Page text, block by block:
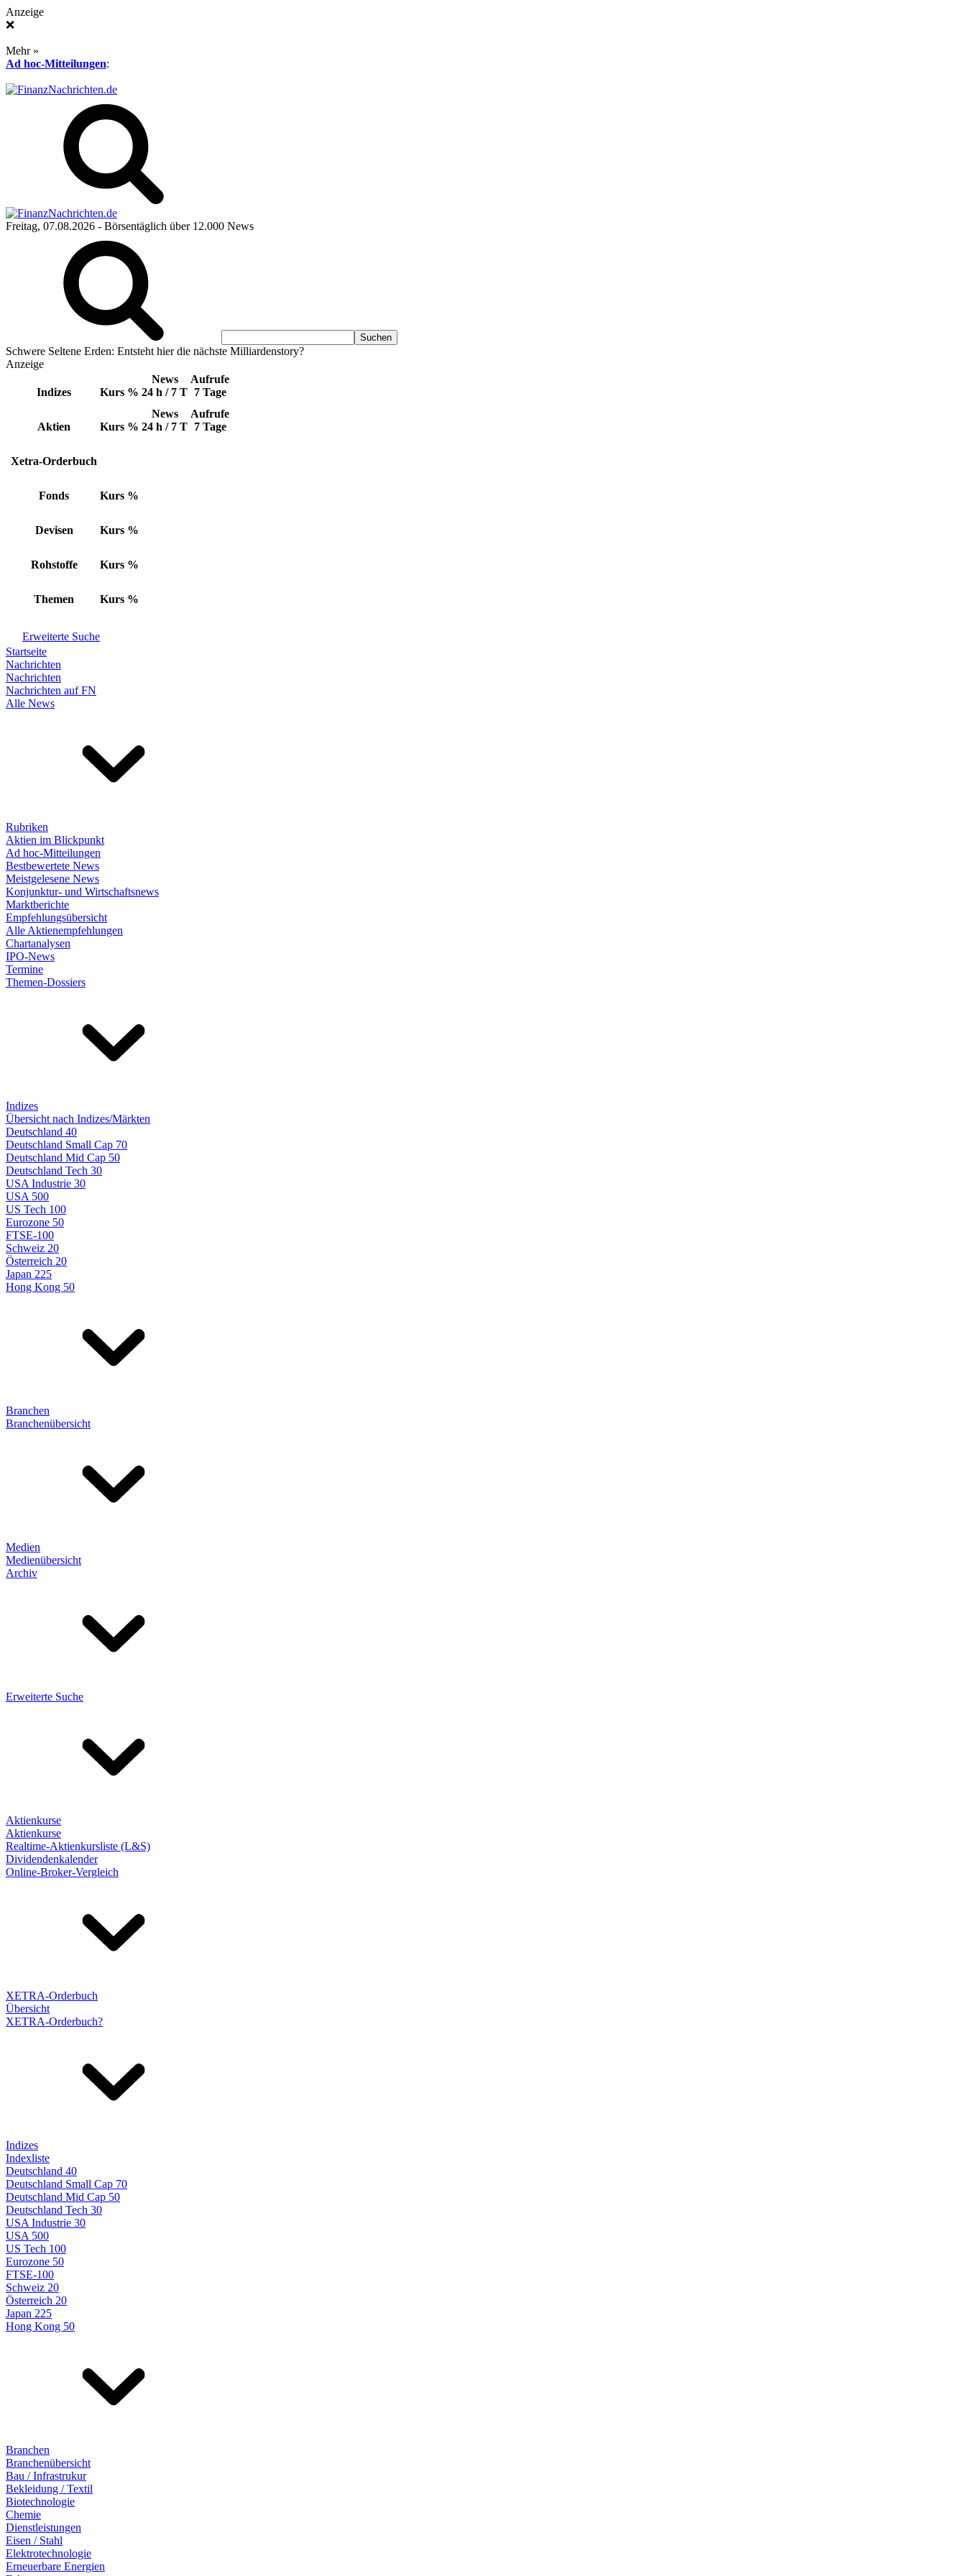
Anzeige
❌
Mehr »
Ad hoc-Mitteilungen:
Freitag, 07.08.2026 - Börsentäglich über 12.000 News
Schwere Seltene Erden: Entsteht hier die nächste Milliardenstory?
Anzeige
Indizes Kurs %
News
24 h / 7 T
Aufrufe
7 Tage
Aktien Kurs %
News
24 h / 7 T
Aufrufe
7 Tage
Xetra-Orderbuch
Fonds Kurs %
Devisen Kurs %
Rohstoffe Kurs %
Themen Kurs %
Erweiterte Suche
Startseite
Nachrichten
Nachrichten
Nachrichten auf FN
Alle News
Rubriken
Aktien im Blickpunkt
Ad hoc-Mitteilungen
Bestbewertete News
Meistgelesene News
Konjunktur- und Wirtschaftsnews
Marktberichte
Empfehlungsübersicht
Alle Aktienempfehlungen
Chartanalysen
IPO-News
Termine
Themen-Dossiers
Indizes
Übersicht nach Indizes/Märkten
Deutschland 40
Deutschland Small Cap 70
Deutschland Mid Cap 50
Deutschland Tech 30
USA Industrie 30
USA 500
US Tech 100
Eurozone 50
FTSE-100
Schweiz 20
Österreich 20
Japan 225
Hong Kong 50
Branchen
Branchenübersicht
Medien
Medienübersicht
Archiv
Erweiterte Suche
Aktienkurse
Aktienkurse
Realtime-Aktienkursliste (L&S)
Dividendenkalender
Online-Broker-Vergleich
XETRA-Orderbuch
Übersicht
XETRA-Orderbuch?
Indizes
Indexliste
Deutschland 40
Deutschland Small Cap 70
Deutschland Mid Cap 50
Deutschland Tech 30
USA Industrie 30
USA 500
US Tech 100
Eurozone 50
FTSE-100
Schweiz 20
Österreich 20
Japan 225
Hong Kong 50
Branchen
Branchenübersicht
Bau / Infrastrukur
Bekleidung / Textil
Biotechnologie
Chemie
Dienstleistungen
Eisen / Stahl
Elektrotechnologie
Erneuerbare Energien